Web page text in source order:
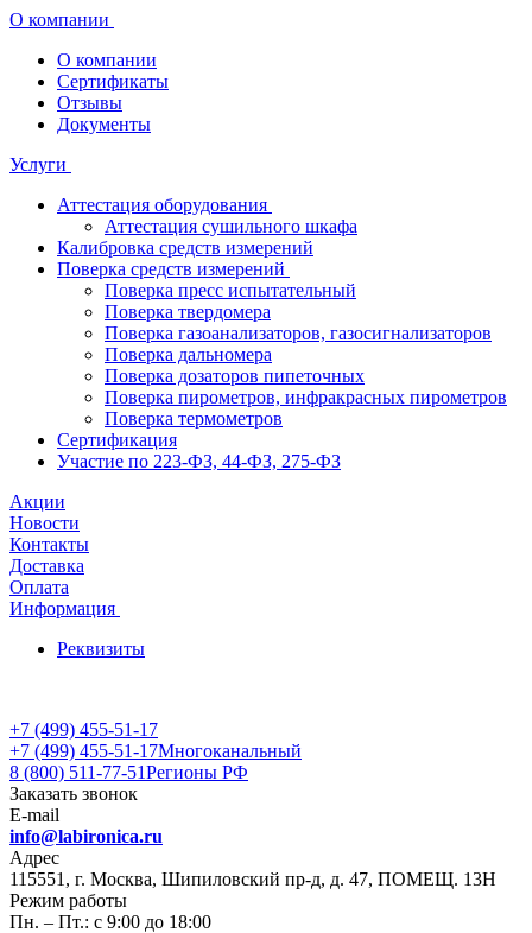
О компании
О компании
Сертификаты
Отзывы
Документы
Услуги
Аттестация оборудования
Аттестация сушильного шкафа
Калибровка средств измерений
Поверка средств измерений
Поверка пресс испытательный
Поверка твердомера
Поверка газоанализаторов, газосигнализаторов
Поверка дальномера
Поверка дозаторов пипеточных
Поверка пирометров, инфракрасных пирометров
Поверка термометров
Сертификация
Участие по 223-ФЗ, 44-ФЗ, 275-ФЗ
Акции
Новости
Контакты
Доставка
Оплата
Информация
Реквизиты
+7 (499) 455-51-17
+7 (499) 455-51-17Многоканальный
8 (800) 511-77-51Регионы РФ
Заказать звонок
E-mail
info@labironica.ru
Адрес
115551, г. Москва, Шипиловский пр-д, д. 47, ПОМЕЩ. 13Н
Режим работы
Пн. – Пт.: с 9:00 до 18:00